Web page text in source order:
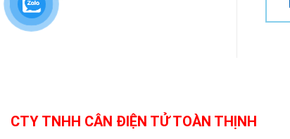
CTY TNHH CÂN ĐIỆN TỬ TOÀN THỊNH